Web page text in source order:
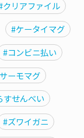
クリアファイル
#ケータイマグ
#コンビニ払い
ーモマグ
すせんべい
#ズワイガニ